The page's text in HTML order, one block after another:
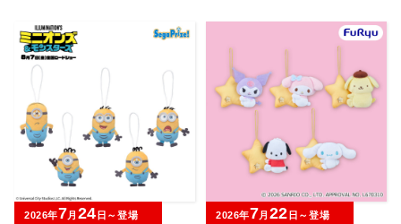
2026年7月 24 日～登場 2026年7月 22 日～登場